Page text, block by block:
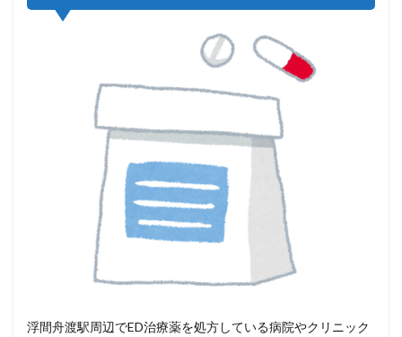
浮間舟渡駅周辺でED治療薬を処方している病院やクリニック